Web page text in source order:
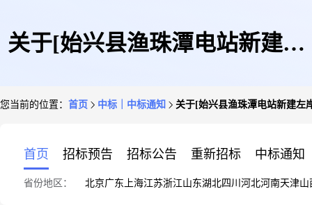
关于[始兴县渔珠潭电站新建左
您当前的位置： 首页 中标｜中标通知 关于[始兴县渔珠潭电站新建左
首页 招标预告 招标公告 重新招标 中标通知
省份地区： 北京广东 上海江苏浙江山东湖北四川 河北河南天津山